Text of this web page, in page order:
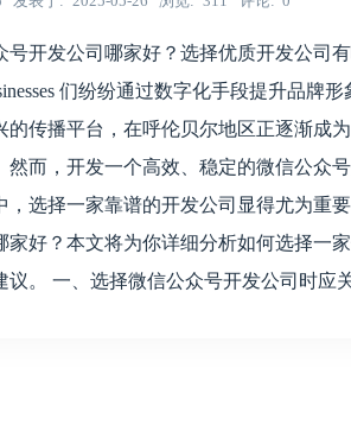
号开发公司哪家好？选择优质开发公司
们纷纷通过数字化手段提升品牌
传播平台，在呼伦贝尔地区正逐渐成为
然而，开发一个高效、稳定的微信公众
，选择一家靠谱的开发公司显得尤为重
家好？本文将为你详细分析如何选择一
议。 一、选择微信公众号开发公司时应